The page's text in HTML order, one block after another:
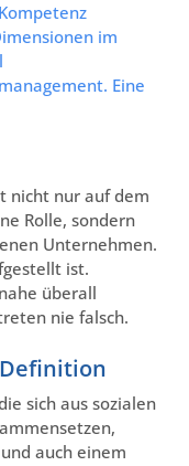
im
Eine
nicht nur auf dem
Rolle, sondern
Unternehmen.
ist.
überall
nie falsch.
sich aus sozialen
auch einem